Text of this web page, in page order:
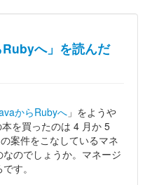
Rubyへ」を読んだ
からRubyへ 」をようや
を買ったのは 4 月か 5
案件をこなしているマネ
のでしょうか。マネージ
す。